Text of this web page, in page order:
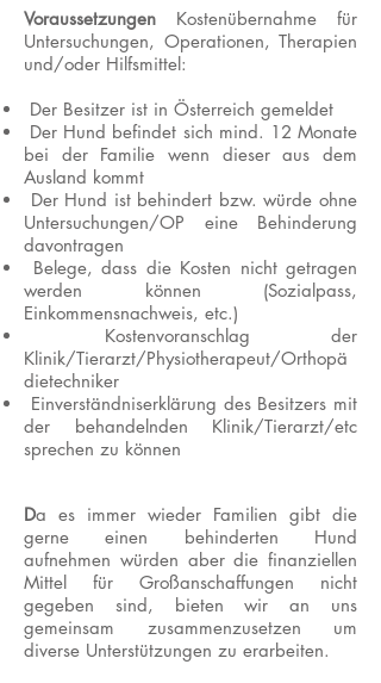
Voraussetzungen Kostenübernahme für
Untersuchungen, Operationen, Therapien
und/oder Hilfsmittel:
Der Besitzer ist in Österreich gemeldet
Der Hund befindet sich mind. 12 Monate
bei der Familie wenn dieser aus dem
Ausland kommt
Der Hund ist behindert bzw. würde ohne
Untersuchungen/OP eine Behinderung
davontragen
Belege, dass die Kosten nicht getragen
werden können (Sozialpass,
Einkommensnachweis, etc.)
Kostenvoranschlag der
Klinik/Tierarzt/Physiotherapeut/Orthopä
dietechniker
Einverständniserklärung des Besitzers mit
der behandelnden Klinik/Tierarzt/etc
sprechen zu können
Da es immer wieder Familien gibt die
gerne einen behinderten Hund
aufnehmen würden aber die finanziellen
Mittel für Großanschaffungen nicht
gegeben sind, bieten wir an uns
gemeinsam zusammenzusetzen um
diverse Unterstützungen zu erarbeiten.